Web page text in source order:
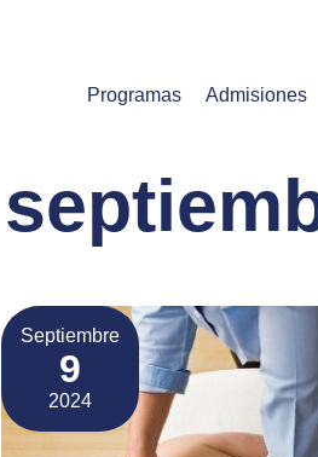
Programas Admisiones
Septiembre
9
2024